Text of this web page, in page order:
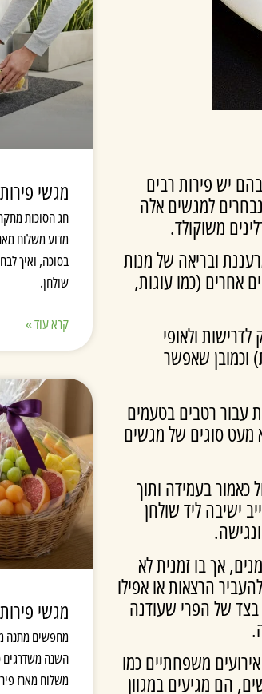
יש פירות רבים
למגשים אלה
משוקולד.
ובריאה של מנות
אחרים (כמו עוגות,
ולאופי
וכמובן שאפשר
עבור רטבים בטעמים
מעט סוגים של מגשים
כאמור בעמידה ותוך
ישיבה ליד שולחן
אך בו זמנית לא
הרצאות או אפילו
בצד של הפרי שעודנה
משפחתיים כמו
הם מגיעים במגוון
מגשי
חג הסוכות
מדוע משלוח
בסוכה, ואיך
שולחן.
קרא עוד »
מגשי
מחפשים מתנה
השנה משדרגים
משלוח מארז